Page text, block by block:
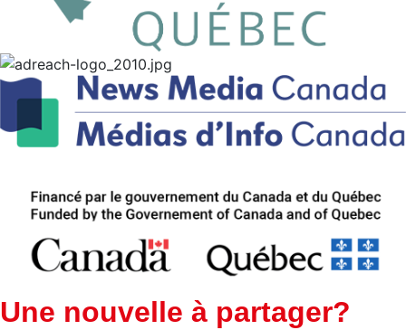
Une nouvelle à partager?